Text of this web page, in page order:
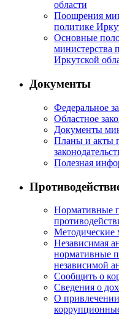
области
Поощрения
политике
Основные
министерства
Иркутской
Документы
Федеральное
Областное
Документы
Планы и акты
Полезная
Нормативные
Методические
Независимая
нормативные
независимой
Сообщить о
Сведения о
О привлечении